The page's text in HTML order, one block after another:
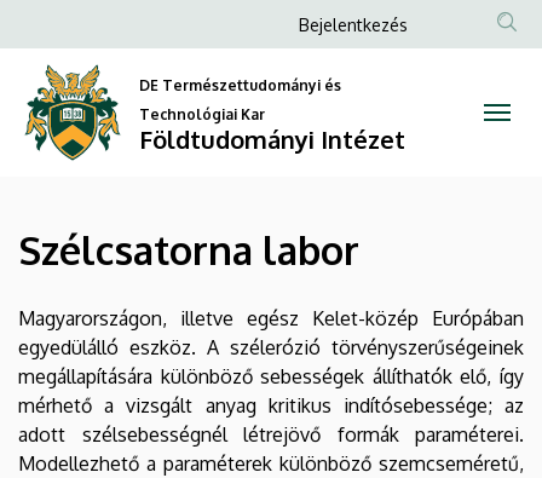
labor
Földtudományi
Intézet
a
tartalomra
Anonim
fiók
menüje
Bejelentkezés
DE Természettudományi és
Technológiai Kar
Földtudományi Intézet
Szélcsatorna labor
Magyarországon, illetve egész Kelet-közép Európában
egyedülálló eszköz. A szélerózió törvényszerűségeinek
megállapítására különböző sebességek állíthatók elő, így
mérhető a vizsgált anyag kritikus indítósebessége; az
adott szélsebességnél létrejövő formák paraméterei.
Modellezhető a paraméterek különböző szemcseméretű,